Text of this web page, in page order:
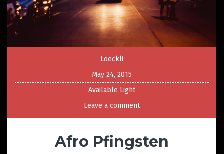
Loeckli
May 24, 2015
Available Light
Leave a comment
Afro Pfingsten